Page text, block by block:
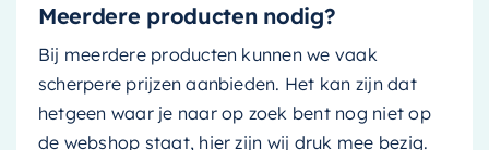
Meerdere producten nodig?
Bij meerdere producten kunnen we vaak
scherpere prijzen aanbieden. Het kan zijn dat
hetgeen waar je naar op zoek bent nog niet op
de webshop staat, hier zijn wij druk mee bezig.